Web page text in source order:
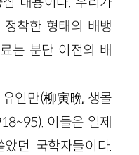
착한 형태의 배뱅
는 분단 이전의 배
인만(柳寅晩, 생몰
이들은 일제
던 국학자들이다.